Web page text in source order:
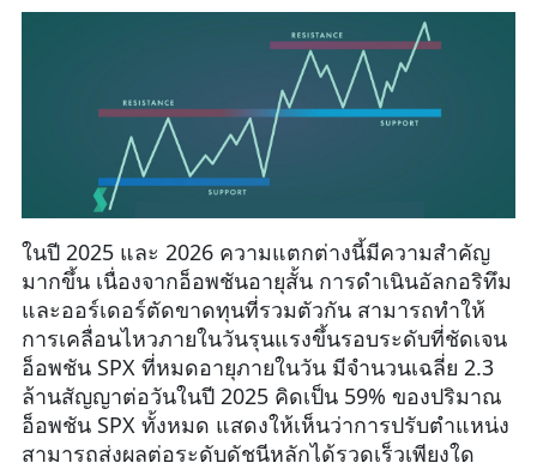
ในปี 2025 และ 2026 ความแตกต่างนี้มีความสำคัญ
มากขึ้น เนื่องจากอ็อพชันอายุสั้น การดำเนินอัลกอริทึม
และออร์เดอร์ตัดขาดทุนที่รวมตัวกัน สามารถทำให้
การเคลื่อนไหวภายในวันรุนแรงขึ้นรอบระดับที่ชัดเจน
อ็อพชัน SPX ที่หมดอายุภายในวัน มีจำนวนเฉลี่ย 2.3
ล้านสัญญาต่อวันในปี 2025 คิดเป็น 59% ของปริมาณ
อ็อพชัน SPX ทั้งหมด แสดงให้เห็นว่าการปรับตำแหน่ง
สามารถส่งผลต่อระดับดัชนีหลักได้รวดเร็วเพียงใด